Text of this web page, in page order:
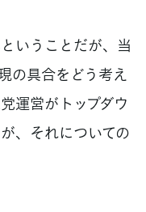
いうことだが、当
の具合をどう考え
運営がトップダウ
、それについての